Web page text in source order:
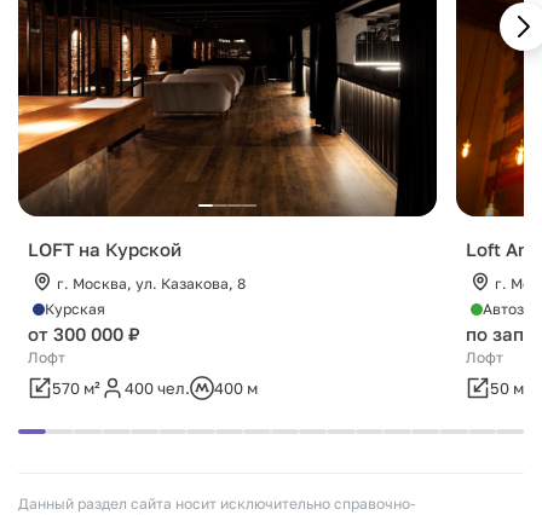
LOFT на Курской
г. Москва, ул. Казакова, 8
Курская
от 300 000 ₽
Лофт
570 м² 400 чел. 400 м
Loft
г.
по
Лофт
50 м²
Данный раздел сайта носит исключительно справочно-